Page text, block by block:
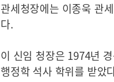
관세청장에는 이종욱 관
다.
이 신임 청장은 1974년
행정학 석사 학위를 받았